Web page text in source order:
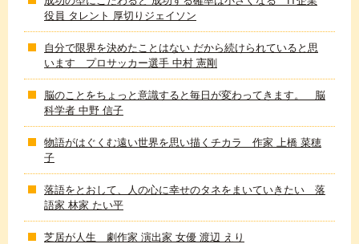
役員 タレント 厚切りジェイソン
自分で限界を決めたことはない だから続けられていると思
います プロサッカー選手 中村 憲剛
脳のことをちょっと意識すると毎日が変わってきます。 脳
科学者 中野 信子
物語がはぐくむ遠い世界を思い描くチカラ 作家 上橋 菜穂
子
落語をとおして、人の心に幸せのタネをまいていきたい 落
語家 林家 たい平
芝居が人生 劇作家 演出家 女優 渡辺 えり